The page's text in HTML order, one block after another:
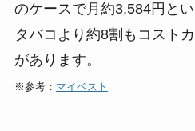
のケースで月約3,584円と
タバコより約8割もコスト
があります。
※参考： マイベスト